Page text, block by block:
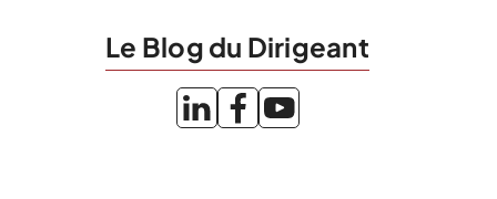
Le Blog du Dirigeant